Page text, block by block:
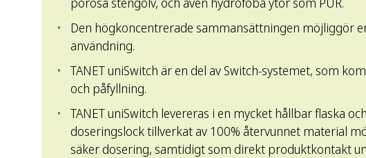
Den högkoncentrerade sammansättningen möjliggör
användning.
TANET uniSwitch är en del av Switch-systemet, som
och påfyllning.
TANET uniSwitch levereras i en mycket hållbar flaska
doseringslock tillverkat av 100% återvunnet material
säker dosering, samtidigt som direkt produktkontakt